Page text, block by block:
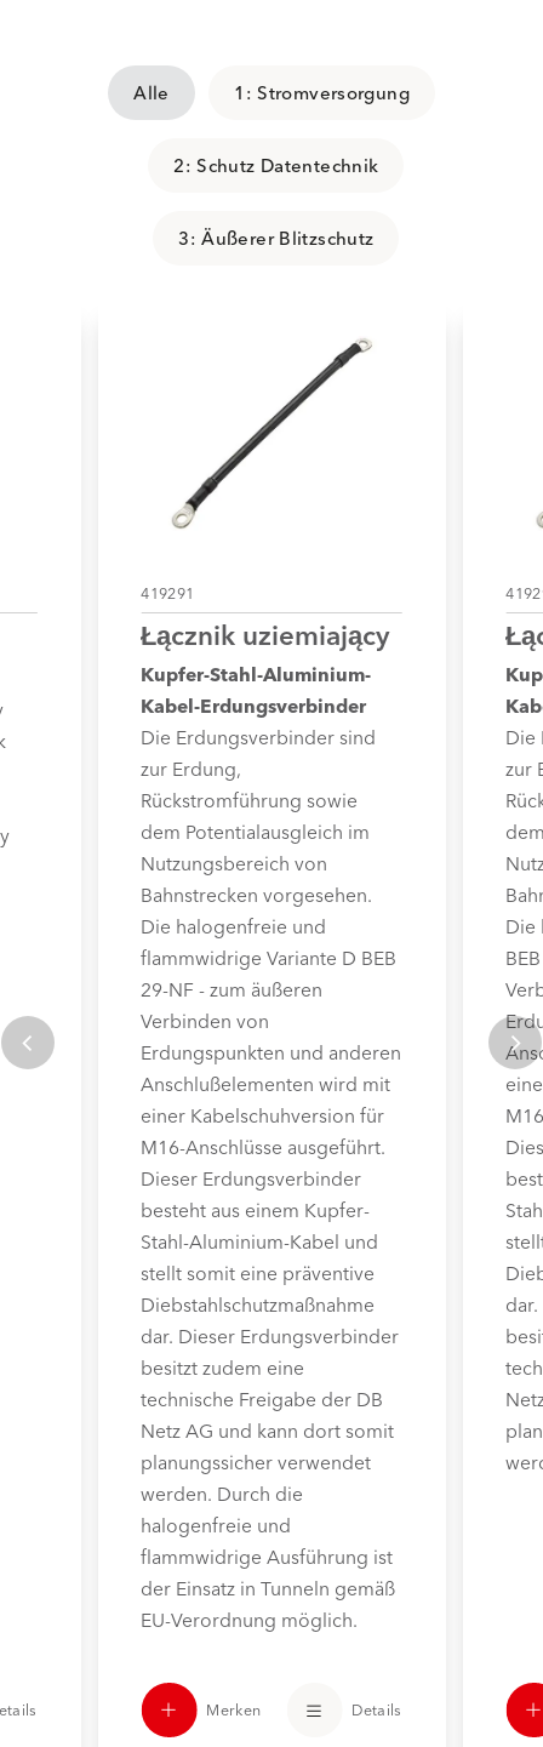
Alle 1: Stromversorgung
2: Schutz Datentechnik
3: Äußerer Blitzschutz
419291
Łącznik uziemiający
Kupfer-Stahl-Aluminium-
Kabel-Erdungsverbinder
Die Erdungsverbinder sind
zur Erdung,
Rückstromführung sowie
dem Potentialausgleich im
Nutzungsbereich von
Bahnstrecken vorgesehen.
Die halogenfreie und
flammwidrige Variante D BEB
29-NF - zum äußeren
Verbinden von
Erdungspunkten und anderen
Anschlußelementen wird mit
einer Kabelschuhversion für
M16-Anschlüsse ausgeführt.
Dieser Erdungsverbinder
besteht aus einem Kupfer-
Stahl-Aluminium-Kabel und
stellt somit eine präventive
Diebstahlschutzmaßnahme
dar. Dieser Erdungsverbinder
besitzt zudem eine
technische Freigabe der DB
Netz AG und kann dort somit
planungssicher verwendet
werden. Durch die
halogenfreie und
flammwidrige Ausführung ist
der Einsatz in Tunneln gemäß
EU-Verordnung möglich.
Merken Details
Die
zur
Die